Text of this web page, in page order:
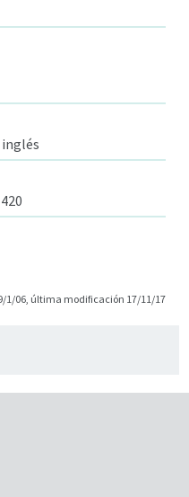
inglés
1/06, última modificación 17/11/17